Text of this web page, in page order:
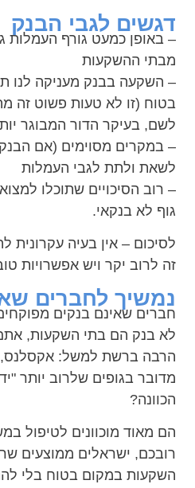
דגשים לגבי הבנק
– באופן כמעט גורף העמלות
מבתי ההשקעות
– השקעה בבנק מעניקה לנו
בטוח (זו לא טעות פשוט זה
לשם, בעיקר הדור המבוגר
– במקרים מסוימים (אם
לשאת ולתת לגבי העמלות
– רוב הסיכויים שתוכלו
גוף לא בנקאי.
לסיכום – אין בעיה
זה לרוב יקר ויש אפשרויות
נמשיך לחברים
חברים שאינם בנקים
לא בנק הם בתי השקעות,
הרבה ברשת למשל: אקסלנס, IBI, מיטב דש ופסגות.
מדובר בגופים שלרוב יותר
הכוונה?
הם מאוד מוכוונים לטיפול
רובכם, ישראלים ממוצעים
השקעות במקום בטוח בלי